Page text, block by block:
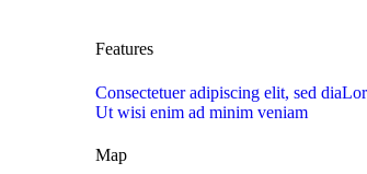
Features
Consectetuer adipiscing elit, sed dia
Ut wisi enim ad minim veniam
Map